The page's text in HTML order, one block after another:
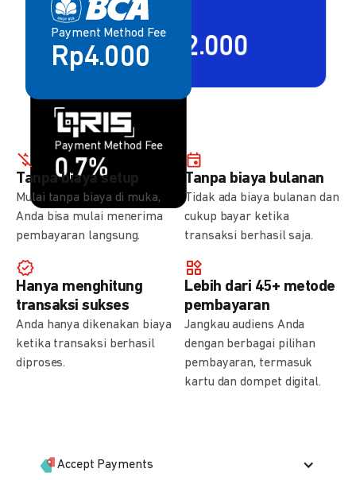
Payment Method Fee
Rp4.000
Payment Method Fee
2,80% + Rp2.000
Payment Method Fee
0,7%
Payment Method Fee
1,5%
Tanpa biaya setup
Mulai tanpa biaya di muka,
Anda bisa mulai menerima
pembayaran langsung.
Tanpa biaya bulanan
Tidak ada biaya bulanan dan
cukup bayar ketika
transaksi berhasil saja.
Hanya menghitung
transaksi sukses
Anda hanya dikenakan biaya
ketika transaksi berhasil
diproses.
Lebih dari 45+ metode
pembayaran
Jangkau audiens Anda
dengan berbagai pilihan
pembayaran, termasuk
kartu dan dompet digital.
Accept Payments